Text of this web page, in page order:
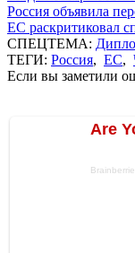
Россия объявила
ЕС раскритиковал
СПЕЦТЕМА:
ТЕГИ: Россия, ЕС,
Если вы заметили